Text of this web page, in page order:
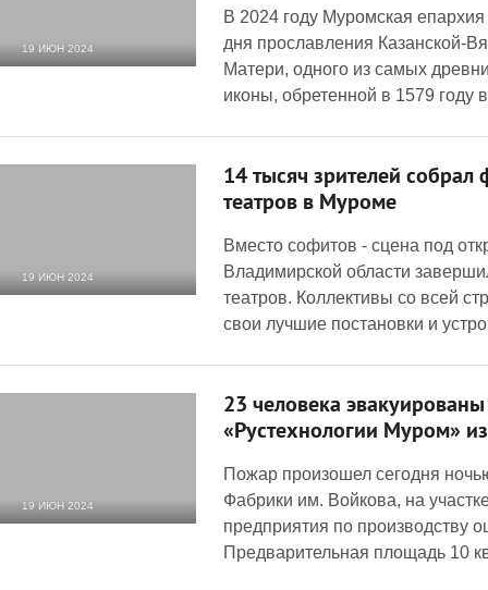
19 ИЮН 2024
В 2024 году Муромская епархия
дня прославления Казанской-
Матери, одного из самых
иконы, обретенной в 1579 году
19 ИЮН 2024
14 тысяч зрителей собрал
театров в Муроме
Вместо софитов - сцена под
Владимирской области
театров. Коллективы со всей
свои лучшие постановки и
19 ИЮН 2024
23 человека
«Рустехнологии Муром»
Пожар произошел сегодня
Фабрики им. Войкова, на
предприятия по производству
Предварительная площадь 10